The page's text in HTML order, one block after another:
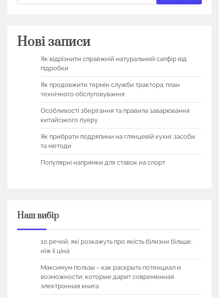
Нові записи
Як відрізнити справжній натуральний сапфір від
підробки
Як продовжити термін служби трактора: план
технічного обслуговування
Особливості зберігання та правила заварювання
китайського пуеру
Як прибрати подряпини на глянцевій кухні: засоби
та методи
Популярні напрямки для ставок на спорт
Наш вибір
10 речей, які розкажуть про якість білизни більше,
ніж її ціна
Максимум пользы – как раскрыть потенциал и
возможности, которые дарит современная
электронная книга